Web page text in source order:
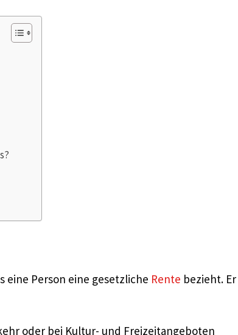
eine Person eine gesetzliche Rente bezieht.
oder bei Kultur- und Freizeitangeboten